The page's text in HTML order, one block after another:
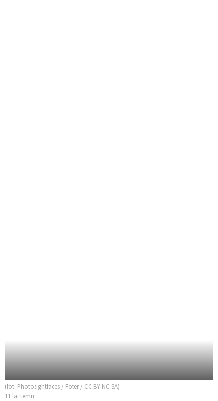
(fot. Photosightfaces / Foter / CC BY-NC-SA)
11 lat temu